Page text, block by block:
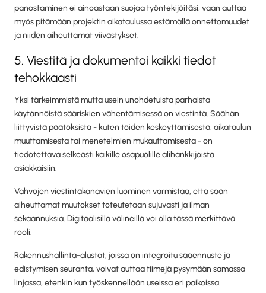
panostaminen ei ainoastaan suojaa työntekijöitäsi, vaan auttaa
myös pitämään projektin aikataulussa estämällä onnettomuudet
ja niiden aiheuttamat viivästykset.
5. Viestitä ja dokumentoi kaikki tiedot
tehokkaasti
Yksi tärkeimmistä mutta usein unohdetuista parhaista
käytännöistä sääriskien vähentämisessä on viestintä. Säähän
liittyvistä päätöksistä - kuten töiden keskeyttämisestä, aikataulun
muuttamisesta tai menetelmien mukauttamisesta - on
tiedotettava selkeästi kaikille osapuolille alihankkijoista
asiakkaisiin.
Vahvojen viestintäkanavien luominen varmistaa, että sään
aiheuttamat muutokset toteutetaan sujuvasti ja ilman
sekaannuksia. Digitaalisilla välineillä voi olla tässä merkittävä
rooli.
Rakennushallinta-alustat, joissa on integroitu sääennuste ja
edistymisen seuranta, voivat auttaa tiimejä pysymään samassa
linjassa, etenkin kun työskennellään useissa eri paikoissa.